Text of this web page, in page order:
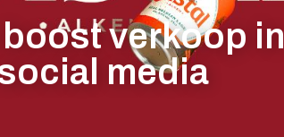
verkoop in
media